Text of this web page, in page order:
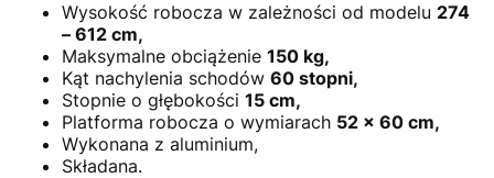
Wysokość robocza w zależności od modelu 274
– 612 cm,
Maksymalne obciążenie 150 kg,
Kąt nachylenia schodów 60 stopni,
Stopnie o głębokości 15 cm,
Platforma robocza o wymiarach 52 x 60 cm,
Wykonana z aluminium,
Składana.